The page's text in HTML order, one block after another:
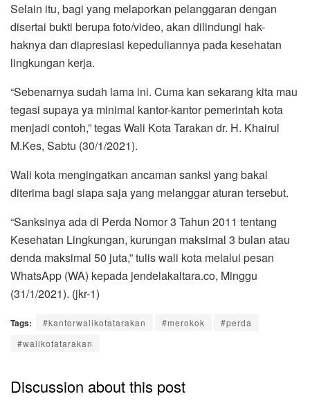
Selain itu, bagi yang melaporkan pelanggaran dengan
disertai bukti berupa foto/video, akan dilindungi hak-
haknya dan diapresiasi kepeduliannya pada kesehatan
lingkungan kerja.
“Sebenarnya sudah lama ini. Cuma kan sekarang kita mau
tegasi supaya ya minimal kantor-kantor pemerintah kota
menjadi contoh,” tegas Wali Kota Tarakan dr. H. Khairul
M.Kes, Sabtu (30/1/2021).
Wali kota mengingatkan ancaman sanksi yang bakal
diterima bagi siapa saja yang melanggar aturan tersebut.
“Sanksinya ada di Perda Nomor 3 Tahun 2011 tentang
Kesehatan Lingkungan, kurungan maksimal 3 bulan atau
denda maksimal 50 juta,” tulis wali kota melalui pesan
WhatsApp (WA) kepada jendelakaltara.co, Minggu
(31/1/2021). (jkr-1)
Tags: #kantorwalikotatarakan #merokok
#perda
#walikotatarakan
Discussion about this post